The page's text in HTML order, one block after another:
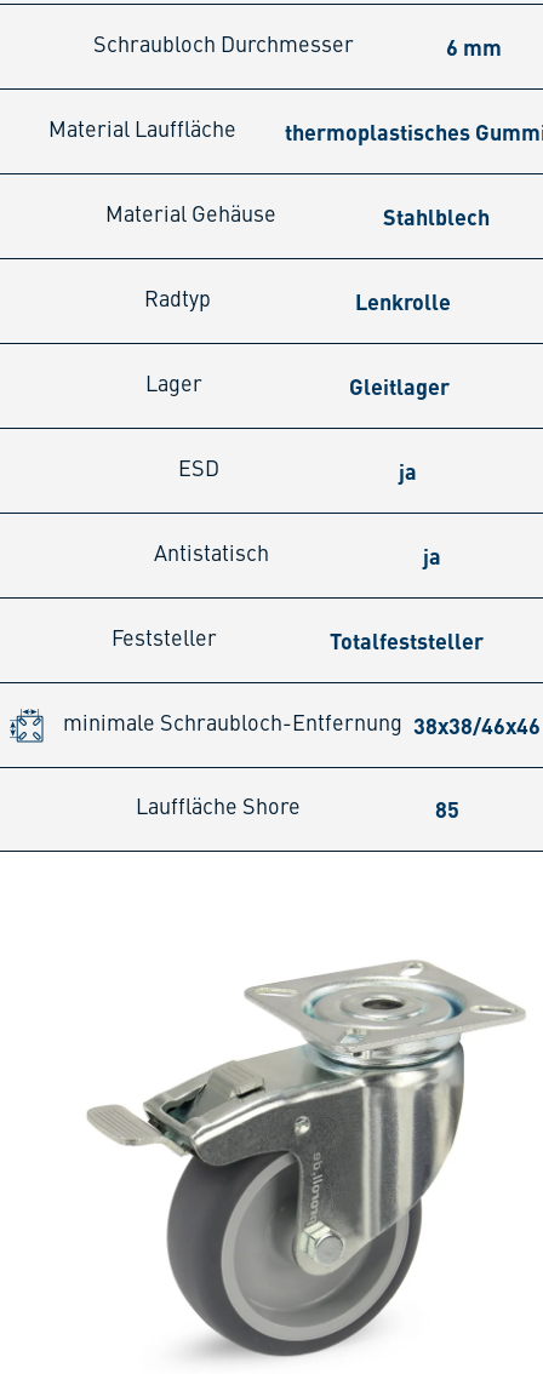
Schraubloch Durchmesser 6 mm
Material Lauffläche thermoplastisches
Material Gehäuse Stahlblech
Radtyp Lenkrolle
Lager Gleitlager
ESD ja
Antistatisch ja
Feststeller Totalfeststeller
minimale Schraubloch-Entfernung 38x38/
Lauffläche Shore 85